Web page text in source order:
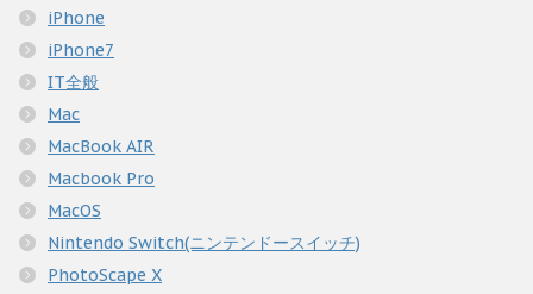
iPhone
iPhone7
IT全般
Mac
MacBook AIR
Macbook Pro
MacOS
Nintendo Switch(ニンテンドースイッチ)
PhotoScape X